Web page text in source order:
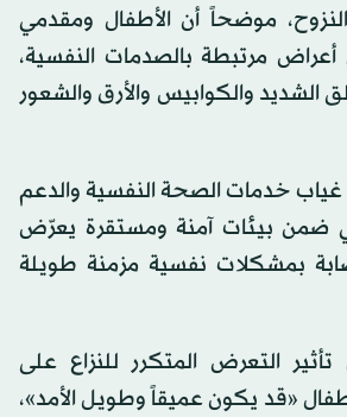
موضحاً أن الأطفال ومقدمي
أعراض مرتبطة بالصدمات النفسية،
الشديد والكوابيس والأرق والشعور
خدمات الصحة النفسية والدعم
ضمن بيئات آمنة ومستقرة يعرّض
بمشكلات نفسية مزمنة طويلة
التعرض المتكرر للنزاع على
«قد يكون عميقاً وطويل الأمد»،